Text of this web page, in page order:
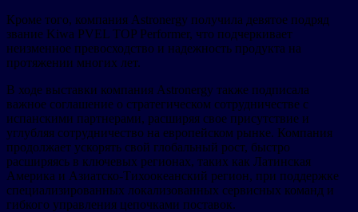
Кроме того, компания Astronergy получила девятое подряд
звание Kiwa PVEL TOP Performer, что подчеркивает
неизменное превосходство и надежность продукта на
протяжении многих лет.
В ходе выставки компания Astronergy также подписала
важное соглашение о стратегическом сотрудничестве с
испанскими партнерами, расширяя свое присутствие и
углубляя сотрудничество на европейском рынке. Компания
продолжает ускорять свой глобальный рост, быстро
расширяясь в ключевых регионах, таких как Латинская
Америка и Азиатско-Тихоокеанский регион, при поддержке
специализированных локализованных сервисных команд и
гибкого управления цепочками поставок.